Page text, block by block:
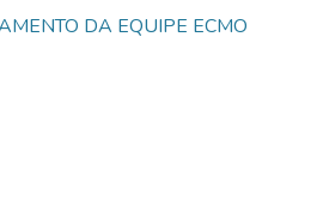
DA EQUIPE ECMO